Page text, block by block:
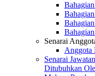
Senarai
Anggota
Senarai
Ditubuhkan